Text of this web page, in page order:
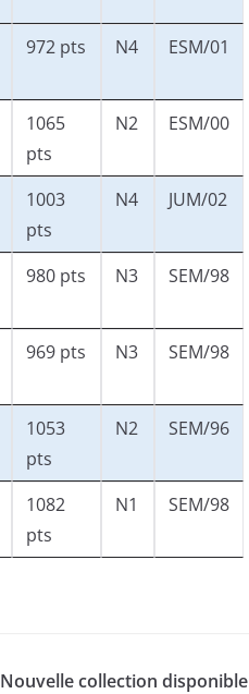
972 pts N4 ESM/01
1065
pts
N2 ESM/00
1003
pts
N4 JUM/02
980 pts N3 SEM/98
969 pts N3 SEM/98
1053
pts
N2 SEM/96
1082
pts
N1 SEM/98
Nouvelle collection disponible